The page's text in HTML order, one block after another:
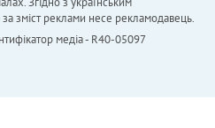
за зміст реклами несе рекламодавець.
медіа - R40-05097